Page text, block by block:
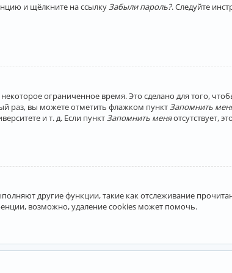
и щёлкните на ссылкуЗабыли пароль?. Следуйте
ограниченное время. Это сделано для того,
раз, вы можете отметить флажком пункт Запомнить
и т. д. Если пункт Запомнить меняотсутствует,
другие функции, такие как отслеживание
возможно, удаление cookies может помочь.